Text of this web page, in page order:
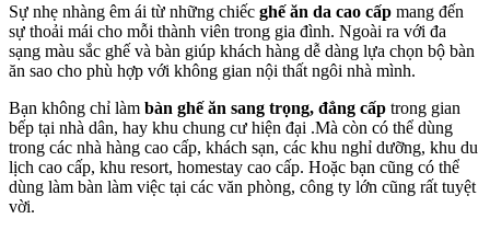
Sự nhẹ nhàng êm ái từ những chiếc ghế ăn da cao cấp mang đến
sự thoải mái cho mỗi thành viên trong gia đình. Ngoài ra với đa
sạng màu sắc ghế và bàn giúp khách hàng dễ dàng lựa chọn bộ bàn
ăn sao cho phù hợp với không gian nội thất ngôi nhà mình.
Bạn không chỉ làm bàn ghế ăn sang trọng, đẳng cấp trong gian
bếp tại nhà dân, hay khu chung cư hiện đại .Mà còn có thể dùng
trong các nhà hàng cao cấp, khách sạn, các khu nghỉ dưỡng, khu du
lịch cao cấp, khu resort, homestay cao cấp. Hoặc bạn cũng có thể
dùng làm bàn làm việc tại các văn phòng, công ty lớn cũng rất tuyệt
vời.